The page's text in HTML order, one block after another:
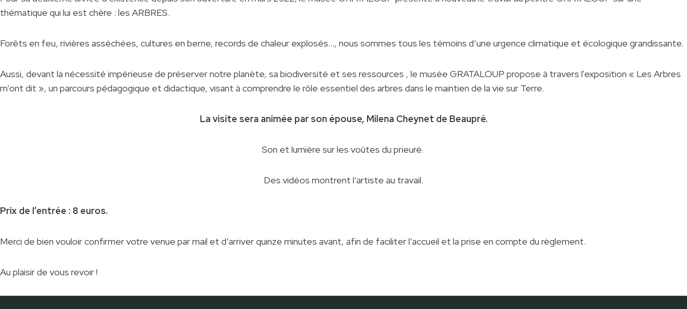
thématique qui lui est chère : les ARBRES.
Forêts en feu, rivières asséchées, cultures en berne, records de chaleur explosés…, nous sommes tous les témoins d’une urgence climatique et écologique grandissante.
Aussi, devant la nécessité impérieuse de préserver notre planète, sa biodiversité et ses ressources , le musée GRATALOUP propose à travers l'exposition « Les Arbres
m’ont dit », un parcours pédagogique et didactique, visant à comprendre le rôle essentiel des arbres dans le maintien de la vie sur Terre.
La visite sera animée par son épouse, Milena Cheynet de Beaupré.
Son et lumière sur les voûtes du prieuré.
Des vidéos montrent l’artiste au travail.
Prix de l’entrée : 8 euros.
Merci de bien vouloir confirmer votre venue par mail et d’arriver quinze minutes avant, afin de faciliter l’accueil et la prise en compte du règlement.
Au plaisir de vous revoir !